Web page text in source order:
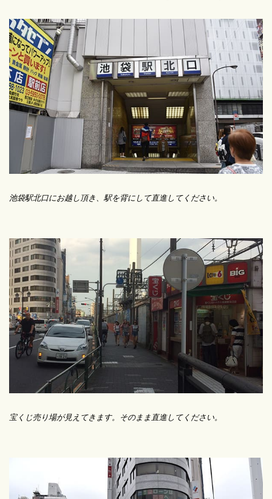
池袋駅北口にお越し頂き、駅を背にして直進してください。
宝くじ売り場が見えてきます。そのまま直進してください。